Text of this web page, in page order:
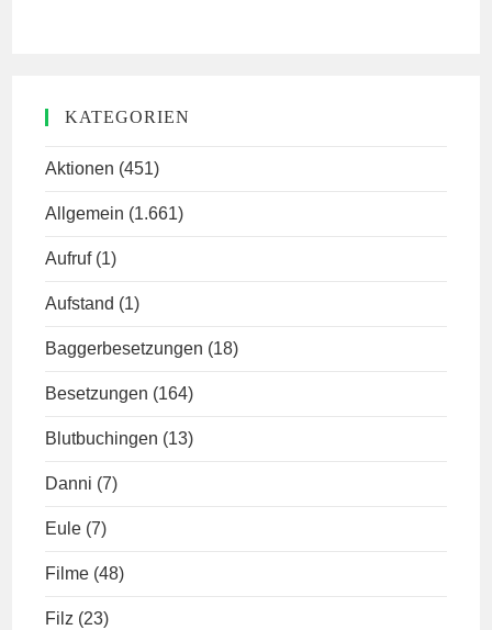
KATEGORIEN
Aktionen (451)
Allgemein (1.661)
Aufruf (1)
Aufstand (1)
Baggerbesetzungen (18)
Besetzungen (164)
Blutbuchingen (13)
Danni (7)
Eule (7)
Filme (48)
Filz (23)